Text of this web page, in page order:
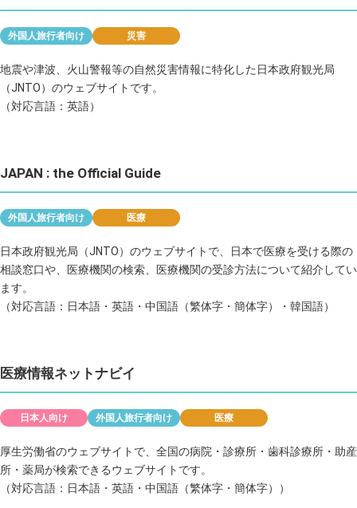
外国人旅行者向け 災害
地震や津波、火山警報等の自然災害情報に特化した日本政府観光局
（JNTO）のウェブサイトです。
（対応言語：英語）
JAPAN : the Official Guide
外国人旅行者向け 医療
日本政府観光局（JNTO）のウェブサイトで、日本で医療を受ける際の
相談窓口や、医療機関の検索、医療機関の受診方法について紹介してい
ます。
（対応言語：日本語・英語・中国語（繁体字・簡体字）・韓国語）
医療情報ネットナビイ
日本人向け 外国人旅行者向け 医療
厚生労働省のウェブサイトで、全国の病院・診療所・歯科診療所・助産
所・薬局が検索できるウェブサイトです。
（対応言語：日本語・英語・中国語（繁体字・簡体字））